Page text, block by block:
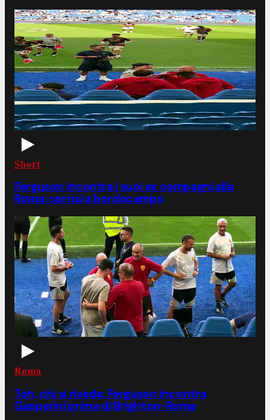
Short
Ferguson incontra i suoi ex compagni alla
Roma: sorrisi a bordocampo
Roma
Toh, chi si rivede: Ferguson incontra
Gasperini prima di Brighton-Roma